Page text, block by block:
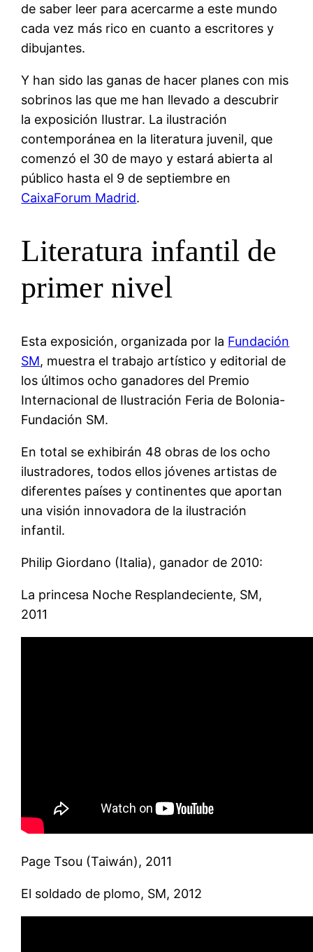
de saber leer para acercarme a este mundo
cada vez más rico en cuanto a escritores y
dibujantes.
Y han sido las ganas de hacer planes con mis
sobrinos las que me han llevado a descubrir
la exposición Ilustrar. La ilustración
contemporánea en la literatura juvenil, que
comenzó el 30 de mayo y estará abierta al
público hasta el 9 de septiembre en
CaixaForum Madrid.
Literatura infantil de
primer nivel
Esta exposición, organizada por la Fundación
SM, muestra el trabajo artístico y editorial de
los últimos ocho ganadores del Premio
Internacional de Ilustración Feria de Bolonia-
Fundación SM.
En total se exhibirán 48 obras de los ocho
ilustradores, todos ellos jóvenes artistas de
diferentes países y continentes que aportan
una visión innovadora de la ilustración
infantil.
Philip Giordano (Italia), ganador de 2010:
La princesa Noche Resplandeciente, SM,
2011
Page Tsou (Taiwán), 2011
El soldado de plomo, SM, 2012